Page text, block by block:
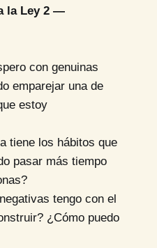
la Ley 2 —
con genuinas
emparejar una de
estoy
tiene los hábitos que
pasar más tiempo
tengo con el
¿Cómo puedo